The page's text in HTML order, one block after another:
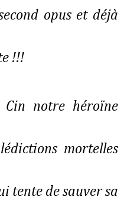
opus et déjà
!!!
notre héroïne
mortelles
tente de sauver sa